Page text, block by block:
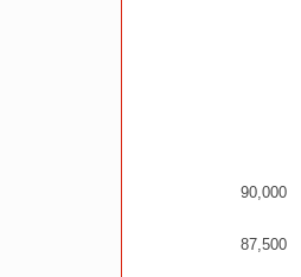
87,500
90,000